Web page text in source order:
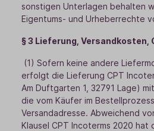
sonstigen Unterlagen behalten
Eigentums- und Urheberrechte
§ 3 Lieferung, Versandkosten,
(1) Sofern keine andere
erfolgt die Lieferung CPT
Am Duftgarten 1, 32791 Lage)
die vom Käufer im
Versandadresse. Abweichend
Klausel CPT Incoterms 2020 hat